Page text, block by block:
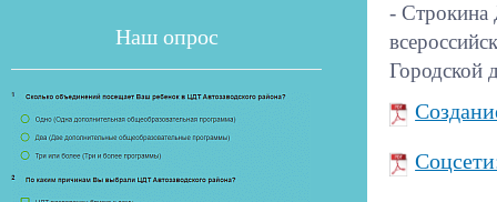
Наш опрос
- Строкина
Городской